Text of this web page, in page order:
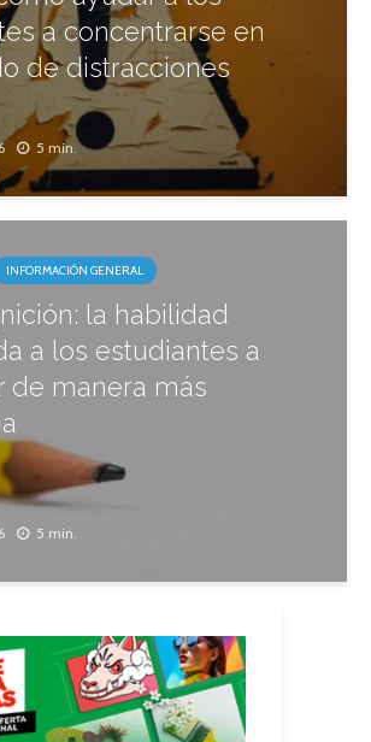
a concentrarse en
de distracciones
5 min.
INFORMACIÓN GENERAL
la habilidad
a los estudiantes a
de manera más
5 min.